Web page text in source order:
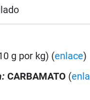
g por kg) (enlace)
CARBAMATO (